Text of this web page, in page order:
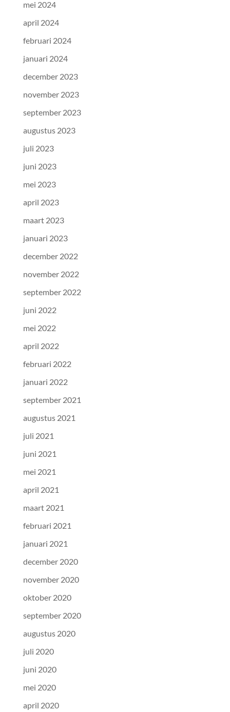
mei 2024
april 2024
februari 2024
januari 2024
december 2023
november 2023
september 2023
augustus 2023
juli 2023
juni 2023
mei 2023
april 2023
maart 2023
januari 2023
december 2022
november 2022
september 2022
juni 2022
mei 2022
april 2022
februari 2022
januari 2022
september 2021
augustus 2021
juli 2021
juni 2021
mei 2021
april 2021
maart 2021
februari 2021
januari 2021
december 2020
november 2020
oktober 2020
september 2020
augustus 2020
juli 2020
juni 2020
mei 2020
april 2020